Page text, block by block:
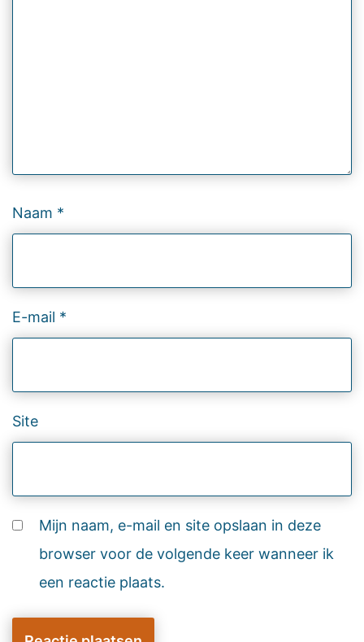
Naam *
E-mail *
Site
Mijn naam, e-mail en site opslaan in deze
browser voor de volgende keer wanneer ik
een reactie plaats.